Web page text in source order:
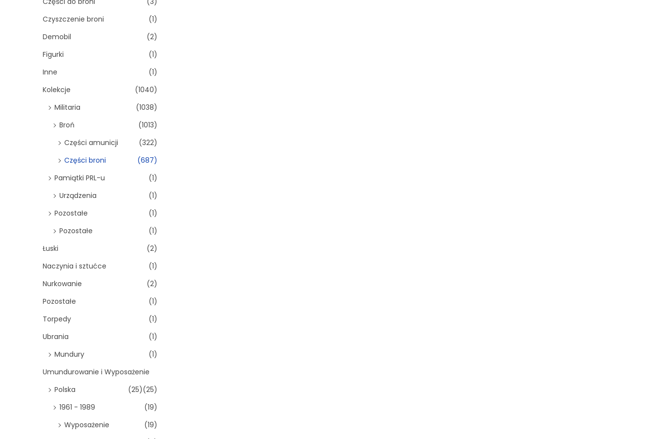
Czyszczenie broni
(1)
Demobil
(2)
Figurki
(1)
Inne
(1)
Kolekcje
(1040)
Militaria
(1038)
Broń
(1013)
Części amunicji
(322)
Części broni
(687)
Pamiątki PRL-u
(1)
Urządzenia
(1)
Pozostałe
(1)
Pozostałe
(1)
Łuski
(2)
Naczynia i sztućce
(1)
Nurkowanie
(2)
Pozostałe
(1)
Torpedy
(1)
Ubrania
(1)
Mundury
(1)
Umundurowanie i Wyposażenie
(25)
Polska
(25)
1961 - 1989
(19)
Wyposażenie
(19)